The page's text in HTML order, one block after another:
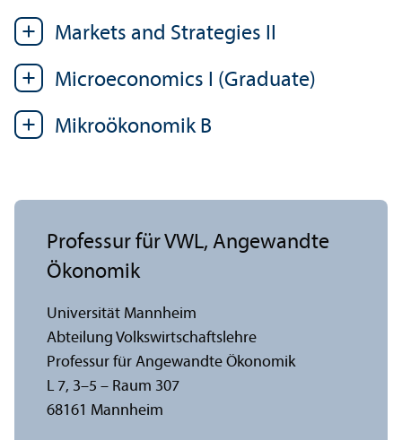
Markets and Strategies II
Microeconomics I (Graduate)
Mikroökonomik B
Professur für VWL, Angewandte
Ökonomik
Universität Mannheim
Abteilung Volkswirtschafts­lehre
Professur für Angewandte Ökonomik
L 7, 3–5 – Raum 307
68161 Mannheim